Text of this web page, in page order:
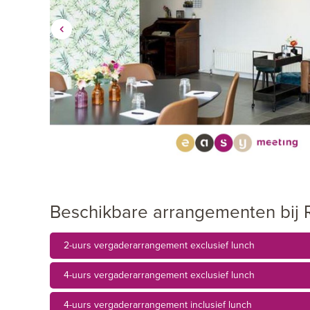
Beschikbare arrangementen bij
2-uurs vergaderarrangement exclusief lunch
4-uurs vergaderarrangement exclusief lunch
4-uurs vergaderarrangement inclusief lunch